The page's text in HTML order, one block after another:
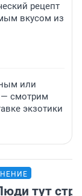
рецепт
вкусом из
или
— смотрим
экзотики
тут